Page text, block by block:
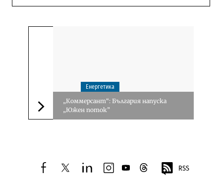
Следваща новина
Енергетика
„Коммерсант“: България напуска
„Южен поток”
facebooktwitterlinkedininstagram
youtubethreads RSS